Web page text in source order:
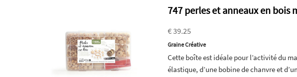
747 perles et anneaux en bois
€ 39.25
Graine Créative
Cette boîte est idéale pour l’activité du
élastique, d’une bobine de chanvre et